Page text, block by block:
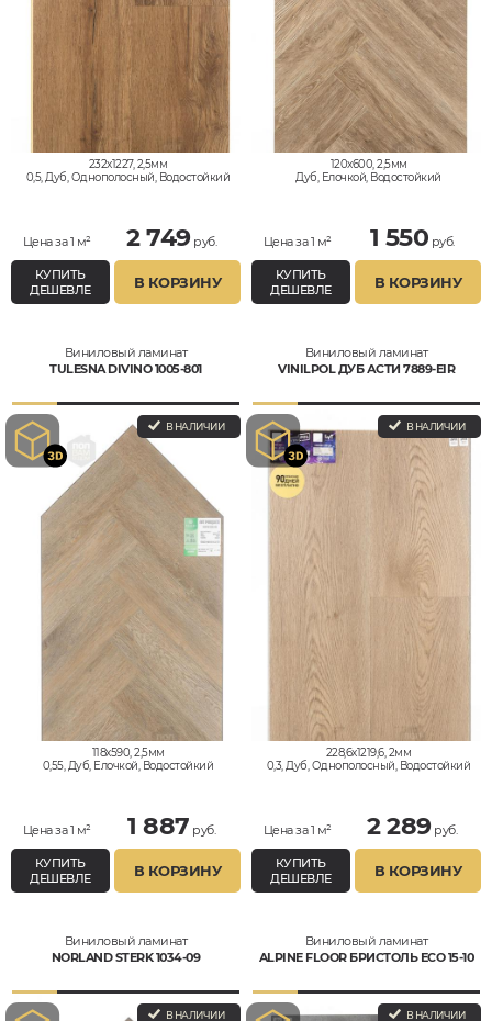
232x1227, 2,5мм
0,5, Дуб, Однополосный, Водостойкий
Цена за 1 м² 2 749руб.
КУПИТЬ
ДЕШЕВЛЕ
В КОРЗИНУ
120x600, 2,5мм
Дуб, Елочкой, Водостойкий
Цена за 1 м² 1 550 руб.
КУПИТЬ
ДЕШЕВЛЕ
В КОРЗИНУ
Виниловый ламинат
TULESNA DIVINO 1005-801
В НАЛИЧИИ
118x590, 2,5мм
0,55, Дуб, Елочкой, Водостойкий
Цена за 1 м² 1 887 руб.
КУПИТЬ
ДЕШЕВЛЕ
В КОРЗИНУ
Виниловый ламинат
VINILPOL ДУБ АСТИ 7889-EIR
В НАЛИЧИИ
228,6x1219,6, 2мм
0,3, Дуб, Однополосный, Водостойкий
Цена за 1 м² 2 289руб.
КУПИТЬ
ДЕШЕВЛЕ
В КОРЗИНУ
Виниловый ламинат
NORLAND STERK 1034-09
В НАЛИЧИИ
Виниловый ламинат
ALPINE FLOOR БРИСТОЛЬ ЕСО 15-10
В НАЛИЧИИ